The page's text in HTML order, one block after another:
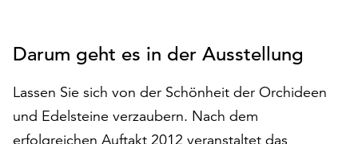
Statistikzwecken
genutzt
Klicken
Sie
Darum geht es in der Ausstellung
Lassen Sie sich von der Schönheit der Orchideen
und Edelsteine verzaubern. Nach dem
erfolgreichen Auftakt 2012 veranstaltet das